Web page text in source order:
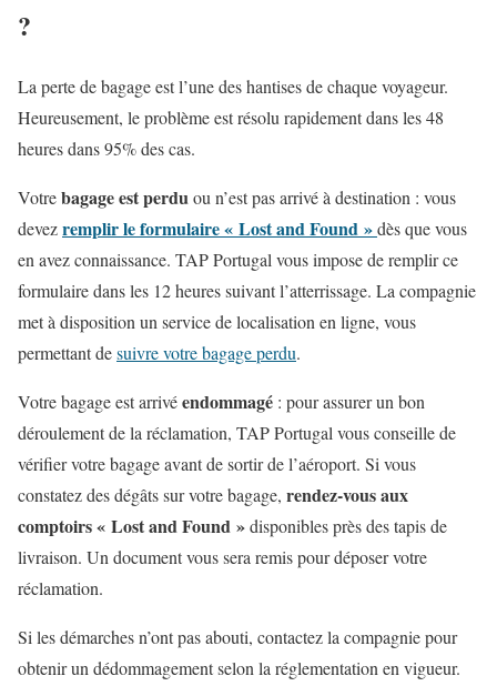
?
La perte de bagage est l’une des hantises de chaque voyageur.
Heureusement, le problème est résolu rapidement dans les 48
heures dans 95% des cas.
Votrebagage est perduou n’est pas arrivé à destination : vous
devezremplir le formulaire « Lost and Found »dès que vous
en avez connaissance. TAP Portugal vous impose de remplir ce
formulaire dans les 12 heures suivant l’atterrissage. La compagnie
met à disposition un service de localisation en ligne, vous
permettant desuivre votre bagage perdu.
Votre bagage est arrivéendommagé : pour assurer un bon
déroulement de la réclamation, TAP Portugal vous conseille de
vérifier votre bagage avant de sortir de l’aéroport. Si vous
constatez des dégâts sur votre bagage, rendez-vous aux
comptoirs « Lost and Found »disponibles près des tapis de
livraison. Un document vous sera remis pour déposer votre
réclamation.
Si les démarches n’ont pas abouti, contactez la compagnie pour
obtenir un dédommagement selon la réglementation en vigueur.